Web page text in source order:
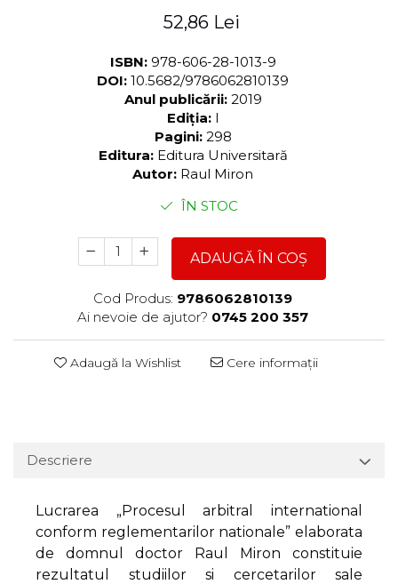
52,86 Lei
ISBN: 978-606-28-1013-9
DOI: 10.5682/9786062810139
Anul publicării: 2019
Ediția: I
Pagini: 298
Editura: Editura Universitară
Autor: Raul Miron
ÎN STOC
ADAUGĂ ÎN COȘ
Cod Produs: 9786062810139
Ai nevoie de ajutor? 0745 200 357
Adaugă la Wishlist Cere informații
Descriere
Lucrarea „Procesul arbitral international
conform reglementarilor nationale” elaborata
de domnul doctor Raul Miron constituie
rezultatul studiilor si cercetarilor sale